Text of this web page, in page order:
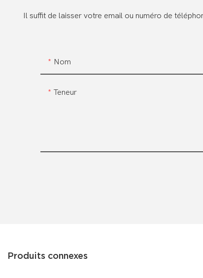
Il suffit de laisser votre email ou numéro de
Nom
Teneur
Produits connexes